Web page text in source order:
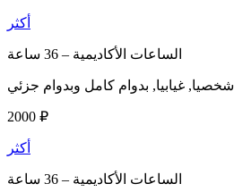
أكثر
الساعات الأكاديمية –
شخصيا, غيابيا, بدوام كامل وبدوام جزئي
2000 ₽
أكثر
الساعات الأكاديمية –